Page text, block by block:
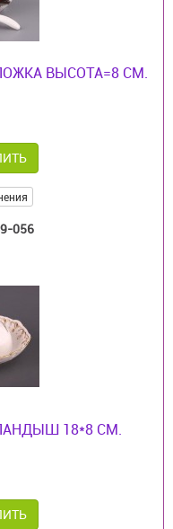
ВЫСОТА=8 СМ.
056
18*8 СМ.